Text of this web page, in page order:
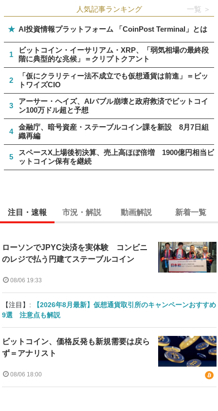
人気記事ランキング 一覧 ＞
★ AI投資情報プラットフォーム 「CoinPost Terminal」とは
1
ビットコイン・イーサリアム・XRP、「弱気相場の最終段
階に典型的な兆候」＝クリプトクアント
2
「仮にクラリティー法不成立でも仮想通貨は前進」＝ビッ
トワイズCIO
3
アーサー・ヘイズ、AIバブル崩壊と政府救済でビットコイ
ン100万ドル超と予想
4
金融庁、暗号資産・ステーブルコイン課を新設 8月7日組
織再編
5
スペースX上場後初決算、売上高ほぼ倍増 1900億円相当ビ
ットコイン保有を継続
注目・速報 市況・解説 動画解説 新着一覧
ローソンでJPYC決済を実体験 コンビニ
のレジで払う円建てステーブルコイン
08/06 19:33
【注目】:
【2026年8月最新】仮想通貨取引所のキャンペーンおすすめ
9選 注意点も解説
ビットコイン、価格反発も新規需要は戻ら
ず＝アナリスト
08/06 18:00